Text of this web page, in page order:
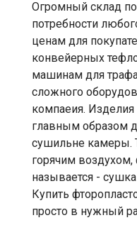
Огромный склад
потребности
ценам для
конвейерных
машинам для
сложного
компаеия. Изделия
главным образом
сушильне камеры.
горячим воздухом,
называется -
Купить
просто в нужный